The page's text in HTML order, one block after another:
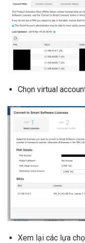
Chọn virtual
Xem lại các lựa